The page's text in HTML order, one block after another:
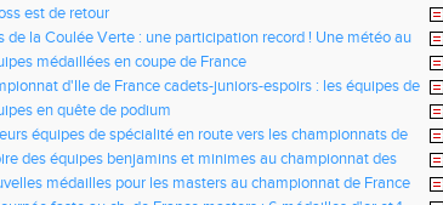
est de retour
de la Coulée Verte : une participation record ! Une météo au
vous !
médaillées en coupe de France
d'Ile de France cadets-juniors-espoirs : les équipes de
victorieuses
en quête de podium
équipes de spécialité en route vers les championnats de
des équipes benjamins et minimes au championnat des
médailles pour les masters au championnat de France